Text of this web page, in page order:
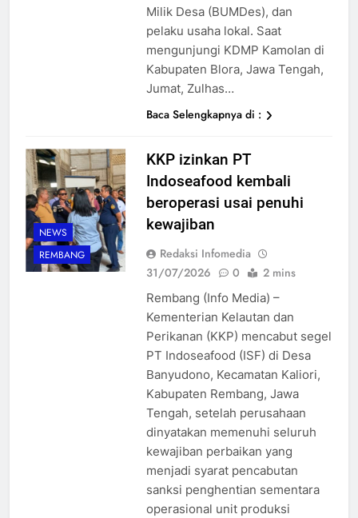
Milik Desa (BUMDes), dan
pelaku usaha lokal. Saat
mengunjungi KDMP Kamolan di
Kabupaten Blora, Jawa Tengah,
Jumat, Zulhas…
Baca Selengkapnya di :
NEWS
REMBANG
KKP izinkan PT
Indoseafood kembali
beroperasi usai penuhi
kewajiban
Redaksi Infomedia
31/07/2026
0 2 mins
Rembang (Info Media) –
Kementerian Kelautan dan
Perikanan (KKP) mencabut segel
PT Indoseafood (ISF) di Desa
Banyudono, Kecamatan Kaliori,
Kabupaten Rembang, Jawa
Tengah, setelah perusahaan
dinyatakan memenuhi seluruh
kewajiban perbaikan yang
menjadi syarat pencabutan
sanksi penghentian sementara
operasional unit produksi